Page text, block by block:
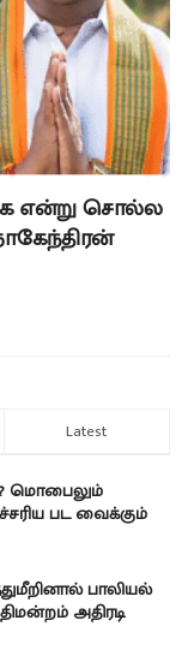
என்று சொல்ல
Latest
மொபைலும்
பட வைக்கும்
பாலியல்
அதிரடி